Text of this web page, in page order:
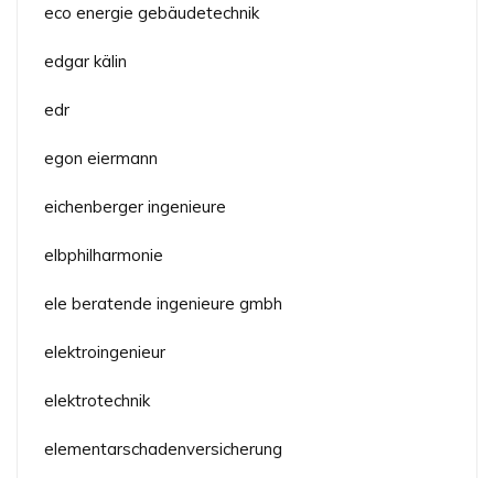
eco energie gebäudetechnik
edgar kälin
edr
egon eiermann
eichenberger ingenieure
elbphilharmonie
ele beratende ingenieure gmbh
elektroingenieur
elektrotechnik
elementarschadenversicherung